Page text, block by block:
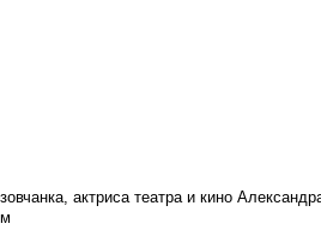
актриса театра и кино